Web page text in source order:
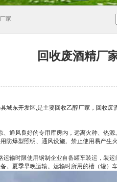
家
回收废酒精厂
城东开发区,是主要回收乙醇厂家，回收
风良好的专用库房内，远离火种、热源
防爆型照明、通风设施。禁止使用易产生
输时限使用钢制企业自备罐车装运，装运
。夏季早晚运输。运输时所用的槽（罐）